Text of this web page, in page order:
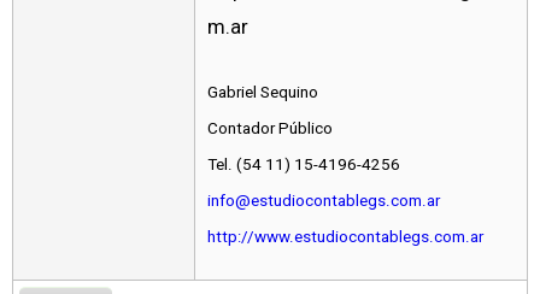
m.ar
Gabriel Sequino
Contador Público
Tel. (54 11) 15-4196-4256
info@estudiocontablegs.com.ar
http://www.estudiocontablegs.com.ar